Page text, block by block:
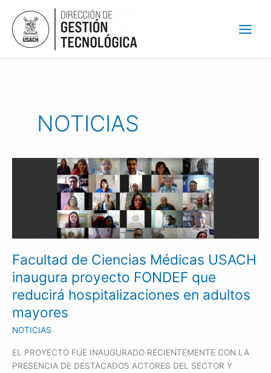
contenido
NOTICIAS
Facultad de Ciencias Médicas USACH
inaugura proyecto FONDEF que
reducirá hospitalizaciones en adultos
mayores
NOTICIAS
EL PROYECTO FUE INAUGURADO RECIENTEMENTE CON LA
PRESENCIA DE DESTACADOS ACTORES DEL SECTOR Y
FONDEF
que
reducirá
hospitalizaciones
en